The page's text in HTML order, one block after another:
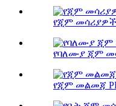
የጂም መሳሪያዎች
የባለሙያ ጂም
የጂም መልመጃ